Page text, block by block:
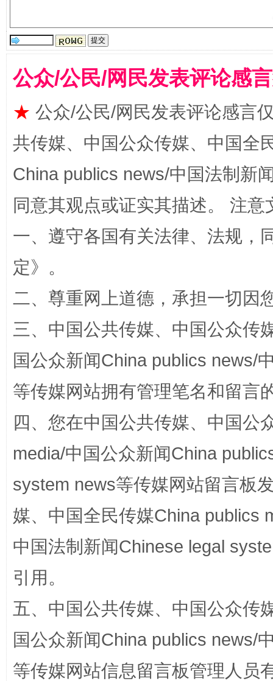
扯下公款旅游的“隐身衣” 如何以
“蜀中异人”王建安的艺术幻境
公众/公民/网民发表评论感
★ 公众/公民/网民发表评论感言
共传媒、中国公众传媒、中国全
China publics news/中国法制新
同意其观点或证实其描述。 注
一、遵守各国有关法律、法规，
定》。
二、尊重网上道德，承担一切因
三、中国公共传媒、中国公众传
国公众新闻China publics news/
等传媒网站拥有管理笔名和留言
四、您在中国公共传媒、中国公
media/中国公众新闻China
system news等传媒网站留言板
媒、中国全民传媒China publics
中国法制新闻Chinese legal
引用。
五、中国公共传媒、中国公众传
国公众新闻China publics news/
等传媒网站信息留言板管理人员